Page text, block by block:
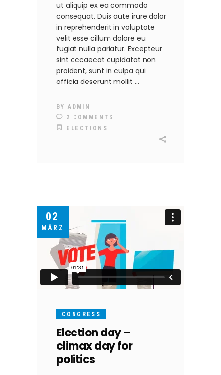
ut aliquip ex ea commodo
consequat. Duis aute irure dolor
in reprehenderit in voluptate
velit esse cillum dolore eu
fugiat nulla pariatur. Excepteur
sint occaecat cupidatat non
proident, sunt in culpa qui
officia deserunt mollit
BYADMIN
2 COMMENTS
ELECTIONS
02
MÄRZ
CONGRESS
Election day –
climax day for
politics